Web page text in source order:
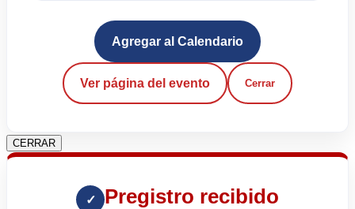
Agregar al Calendario
Ver página del evento Cerrar
CERRAR
✓ Pregistro recibido